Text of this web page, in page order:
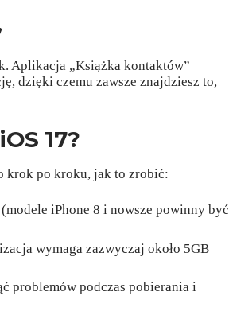
Aplikacja „Książka kontaktów”
dzięki czemu zawsze znajdziesz to,
17?
krok po kroku, jak to zrobić:
iPhone 8 i nowsze powinny być
wymaga zazwyczaj około 5GB
problemów podczas pobierania i